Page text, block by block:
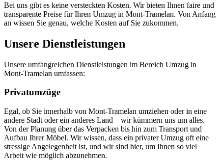
Bei uns gibt es keine versteckten Kosten. Wir bieten Ihnen faire und
transparente Preise für Ihren Umzug in Mont-Tramelan. Von Anfang
an wissen Sie genau, welche Kosten auf Sie zukommen.
Unsere Dienstleistungen
Unsere umfangreichen Dienstleistungen im Bereich Umzug in
Mont-Tramelan umfassen:
Privatumzüge
Egal, ob Sie innerhalb von Mont-Tramelan umziehen oder in eine
andere Stadt oder ein anderes Land – wir kümmern uns um alles.
Von der Planung über das Verpacken bis hin zum Transport und
Aufbau Ihrer Möbel. Wir wissen, dass ein privater Umzug oft eine
stressige Angelegenheit ist, und wir sind hier, um Ihnen so viel
Arbeit wie möglich abzunehmen.